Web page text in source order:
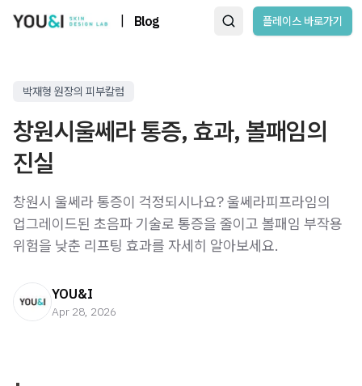
Blog 플레이스 바로가기
박재형 원장의 피부칼럼
창원시울쎄라 통증, 효과, 볼패임의
진실
창원시 울쎄라 통증이 걱정되시나요? 울쎄라피프라임의
업그레이드된 초음파 기술로 통증을 줄이고 볼패임 부작용
위험을 낮춘 리프팅 효과를 자세히 알아보세요.
YOU&I
Apr 28, 2026